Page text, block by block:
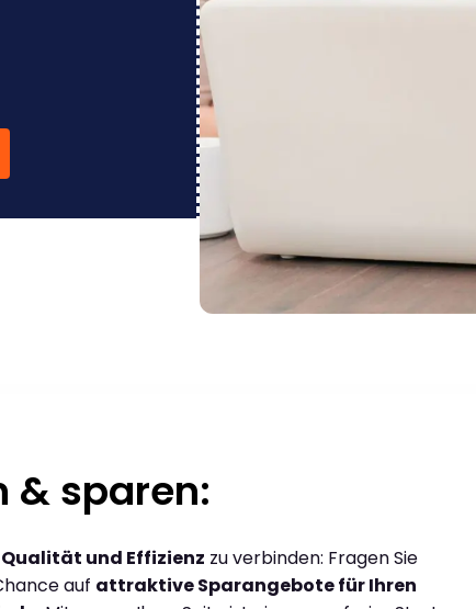
& sparen:
Qualität und Effizienz zu verbinden: Fragen Sie
auf attraktive Sparangebote für Ihren